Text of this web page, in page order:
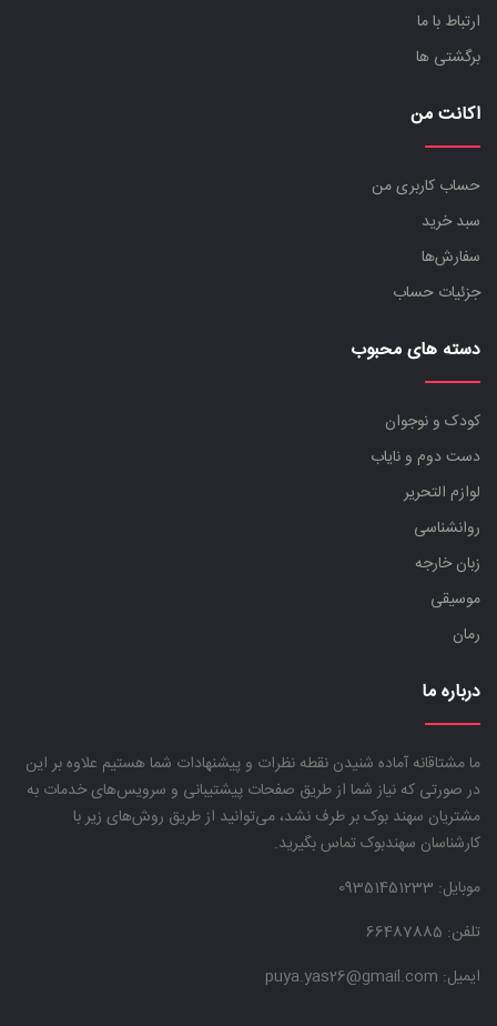
ارتباط با ما
برگشتی ها
اکانت من
حساب کاربری من
سبد خرید
سفارش‌ها
جزئیات حساب
دسته های محبوب
کودک و نوجوان
دست دوم و نایاب
لوازم التحریر
روانشناسی
زبان خارجه
موسیقی
رمان
درباره ما
ما مشتاقانه آماده شنیدن نقطه نظرات و پیشنهادات شما هستیم علاوه بر این
در صورتی که نیاز شما از طریق صفحات پیشتیبانی و سرویس‌های خدمات به
مشتریان سهند بوک بر طرف نشد، می‌توانید از طریق روش‌های زیر با
کارشناسان سهندبوک تماس بگیرید.
موبایل:
تلفن: 66487885
ایمیل: puya.yas26@gmail.com